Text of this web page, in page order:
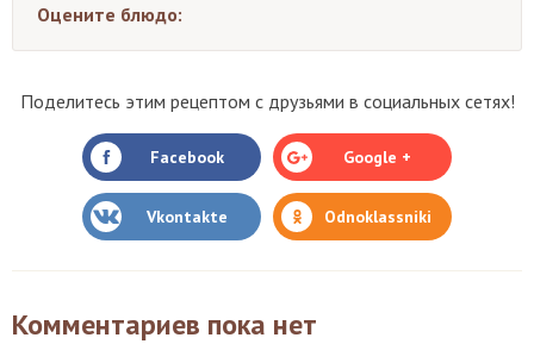
Оцените блюдо:
Поделитесь этим рецептом с друзьями в социальных сетях!
Facebook Google +
Vkontakte Odnoklassniki
Комментариев пока нет